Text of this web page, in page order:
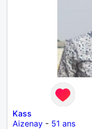
Kass
Aizenay - 51 ans